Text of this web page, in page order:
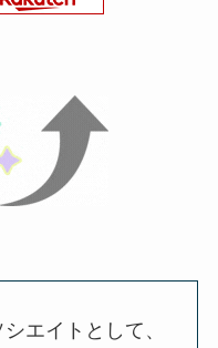
エイトとして、